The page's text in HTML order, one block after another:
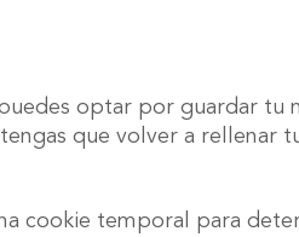
optar por guardar
que volver a rellenar
cookie temporal para